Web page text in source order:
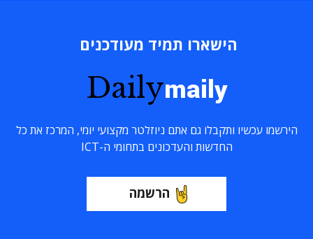
הישארו תמיד מעודכנים
Dailymaily
הירשמו עכשיו ותקבלו גם אתם ניוזלטר מקצועי יומי, המרכז את כל
החדשות והעדכונים בתחומי ה-ICT
הרשמה